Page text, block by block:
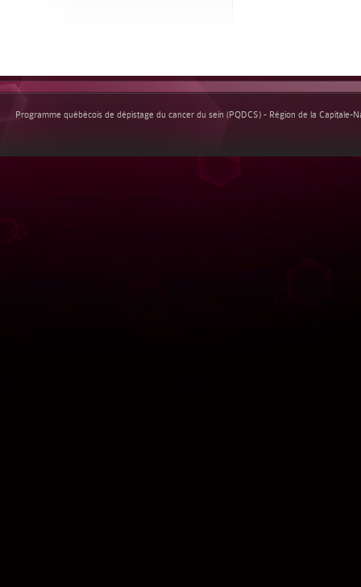
Programme québécois de dépistage du cancer du sein (PQDCS) - Région de la Capitale-